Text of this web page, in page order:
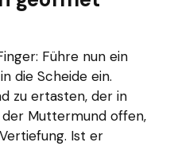
Führe nun ein
die Scheide ein.
zu ertasten, der in
Muttermund offen,
Ist er